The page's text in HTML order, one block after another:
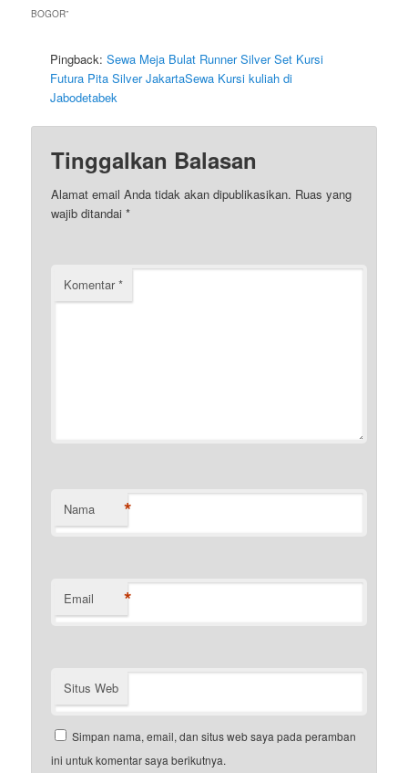
BOGOR”
Pingback:Sewa Meja Bulat Runner Silver Set Kursi
Futura Pita Silver JakartaSewa Kursi kuliah di
Jabodetabek
Tinggalkan Balasan
Alamat email Anda tidak akan dipublikasikan. Ruas yang
wajib ditandai*
Komentar*
Nama *
Email *
Situs Web
Simpan nama, email, dan situs web saya pada peramban
ini untuk komentar saya berikutnya.